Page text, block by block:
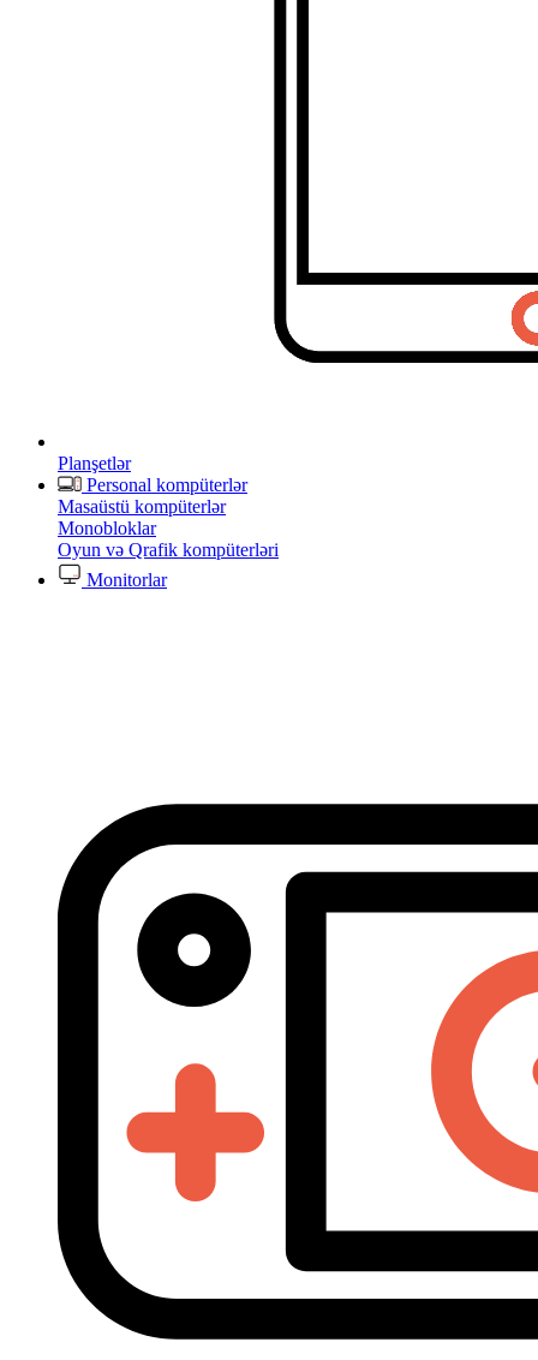
Planşetlər
Personal kompüterlər
Masaüstü kompüterlər
Monobloklar
Oyun və Qrafik kompüterləri
Monitorlar